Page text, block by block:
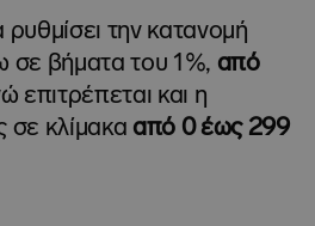
την κατανομή
σε βήματα του 1%, από
επιτρέπεται και η
σε κλίμακα από 0 έως 299